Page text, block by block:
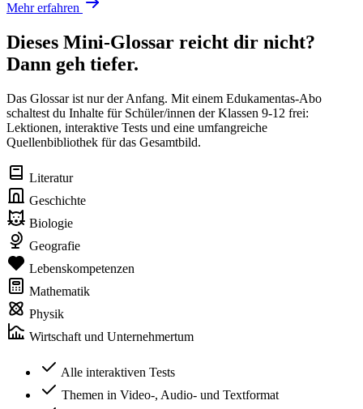
Mehr erfahren
Dieses Mini-Glossar reicht dir nicht?
Dann geh tiefer.
Das Glossar ist nur der Anfang. Mit einem Edukamentas-Abo
schaltest du Inhalte für Schüler/innen der Klassen 9-12 frei:
Lektionen, interaktive Tests und eine umfangreiche
Quellenbibliothek für das Gesamtbild.
Literatur
Geschichte
Biologie
Geografie
Lebenskompetenzen
Mathematik
Physik
Wirtschaft und Unternehmertum
Alle interaktiven Tests
Themen in Video-, Audio- und Textformat